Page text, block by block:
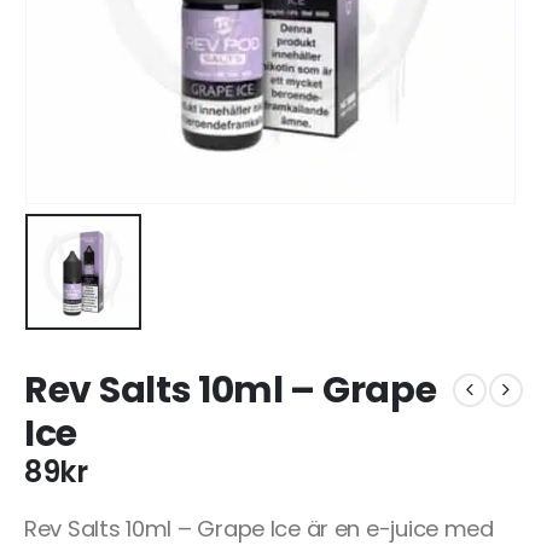
Rev Salts 10ml – Grape
Ice
89kr
Rev Salts 10ml – Grape Ice är en e-juice med